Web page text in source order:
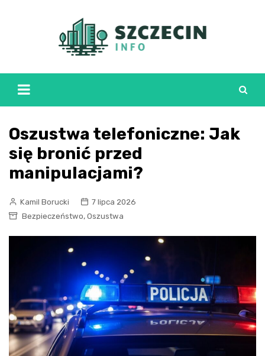
Oszustwa telefoniczne: Jak
się bronić przed
manipulacjami?
Kamil Borucki
7 lipca 2026
Bezpieczeństwo, Oszustwa